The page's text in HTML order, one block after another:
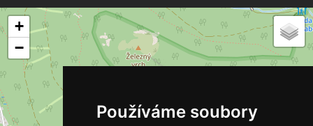
Používáme soubory
+
−